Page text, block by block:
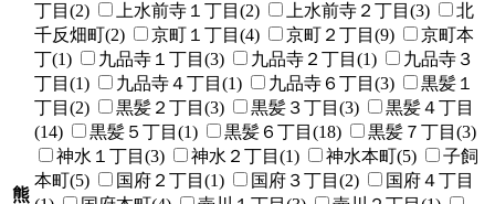
熊
丁目(2)
上水前寺１丁目(2) 上水前寺２丁目(3)
北
千反畑町(2)
京町１丁目(4) 京町２丁目(9)
京町本
丁(1)
九品寺１丁目(3) 九品寺２丁目(1)
九品寺３
丁目(1)
九品寺４丁目(1) 九品寺６丁目(3)
黒髪１
丁目(2)
黒髪２丁目(3) 黒髪３丁目(3)
黒髪４丁目
(14)
黒髪５丁目(1) 黒髪６丁目(18)
黒髪７丁目(3)
神水１丁目(3)
神水２丁目(1) 神水本町(5)
子飼
本町(5)
国府２丁目(1) 国府３丁目(2)
国府４丁目